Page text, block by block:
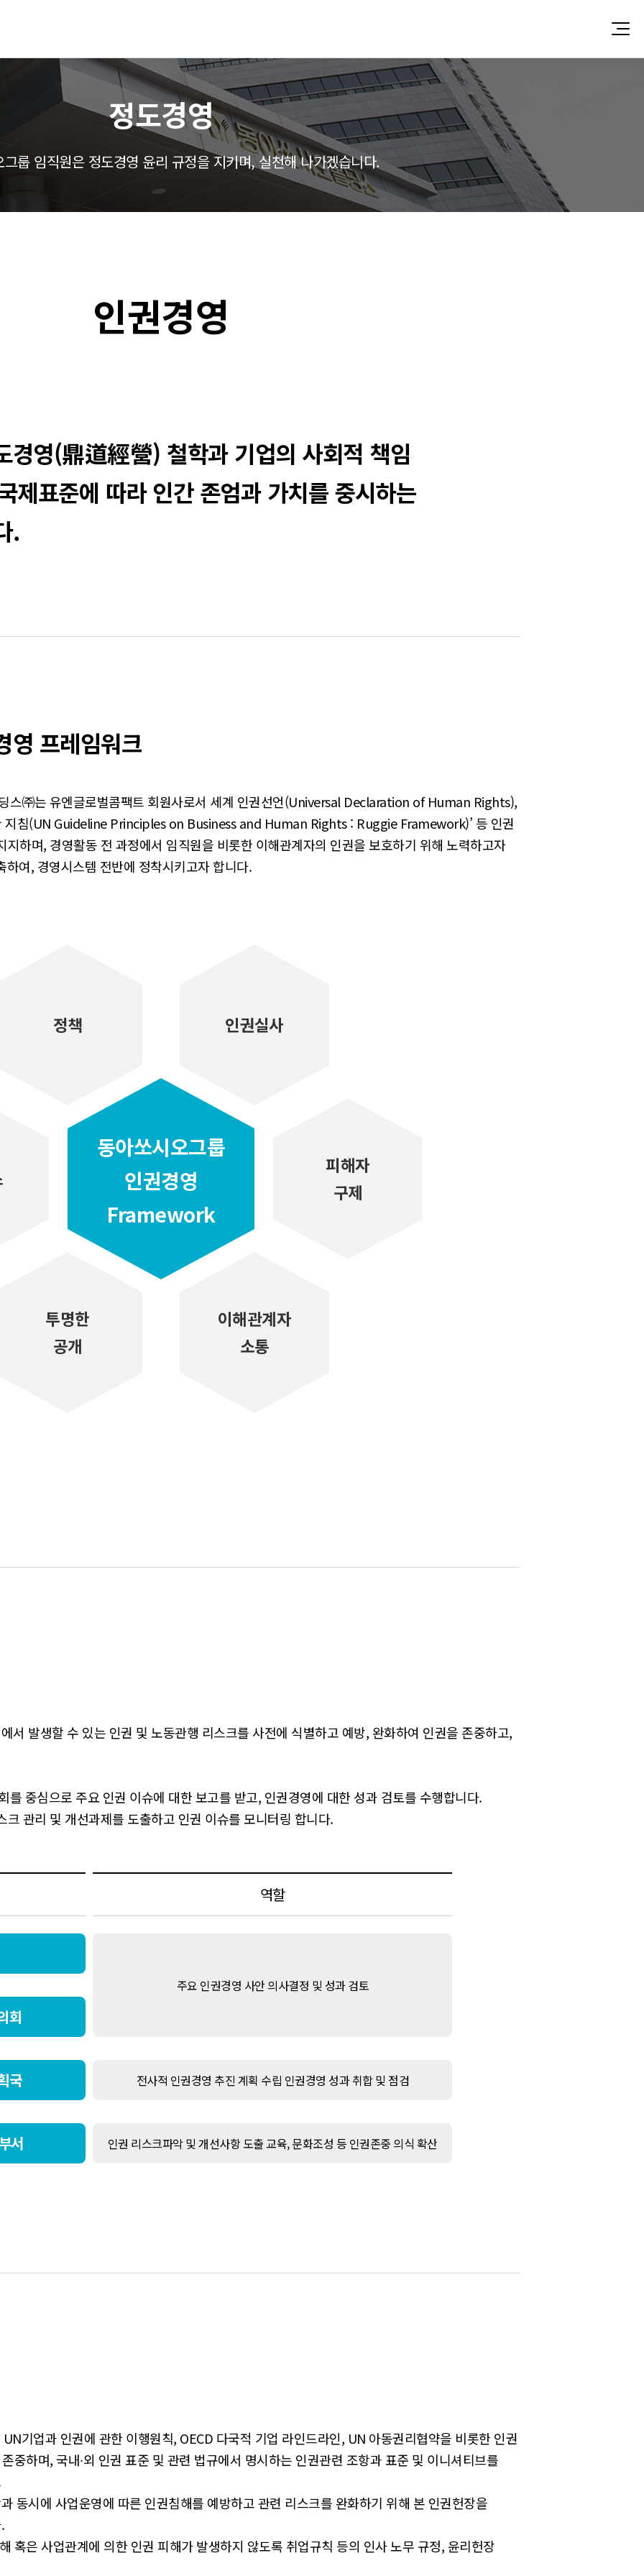
정도경영
그룹 임직원은 정도경영 윤리 규정을 지키며, 실천해 나가겠습니다.
인권경영
경영(鼎道經營) 철학과 기업의 사회적 책임
표준에 따라 인간 존엄과 가치를 중시하는
.
영 프레임워크
스㈜는 유엔글로벌콤팩트 회원사로서 세계 인권선언(Universal Declaration of Human Rights),
지침(UN Guideline Principles on Business and Human Rights : Ruggie Framework)’ 등 인권
하며, 경영활동 전 과정에서 임직원을 비롯한 이해관계자의 인권을 보호하기 위해 노력하고자
여, 경영시스템 전반에 정착시키고자 합니다.
정책 인권실사
동아쏘시오그룹
인권경영
Framework
피해자
구제
투명한
공개
이해관계자
소통
서 발생할 수 있는 인권 및 노동관행 리스크를 사전에 식별하고 예방, 완화하여 인권을 존중하고,
를 중심으로 주요 인권 이슈에 대한 보고를 받고, 인권경영에 대한 성과 검토를 수행합니다.
관리 및 개선과제를 도출하고 인권 이슈를 모니터링 합니다.
회
국
서
역할
주요 인권경영 사안 의사결정 및 성과 검토
전사적 인권경영 추진 계획 수립 인권경영 성과 취합 및 점검
인권 리스크파악 및 개선사항 도출 교육, 문화조성 등 인권존중 의식 확산
기업과 인권에 관한 이행원칙, OECD 다국적 기업 라인드라인, UN 아동권리협약을 비롯한 인권
중하며, 국내∙외 인권 표준 및 관련 법규에서 명시하는 인권관련 조항과 표준 및 이니셔티브를
동시에 사업운영에 따른 인권침해를 예방하고 관련 리스크를 완화하기 위해 본 인권헌장을
혹은 사업관계에 의한 인권 피해가 발생하지 않도록 취업규칙 등의 인사 노무 규정, 윤리헌장